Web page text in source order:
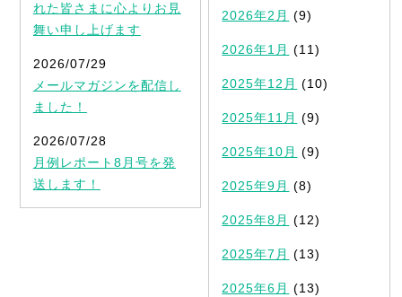
れた皆さまに心よりお見
舞い申し上げます
2026/07/29
メールマガジンを配信し
ました！
2026/07/28
月例レポート8月号を発
送します！
2026年2月 (9)
2026年1月 (11)
2025年12月 (10)
2025年11月 (9)
2025年10月 (9)
2025年9月 (8)
2025年8月 (12)
2025年7月 (13)
2025年6月 (13)